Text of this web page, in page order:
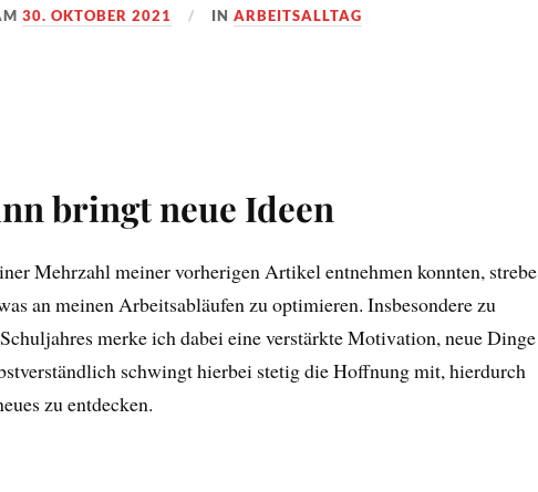
30. OKTOBER 2021 INARBEITSALLTAG
bringt neue Ideen
Mehrzahl meiner vorherigen Artikel entnehmen konnten, strebe
an meinen Arbeitsabläufen zu optimieren. Insbesondere zu
merke ich dabei eine verstärkte Motivation, neue Dinge
schwingt hierbei stetig die Hoffnung mit, hierdurch
zu entdecken.